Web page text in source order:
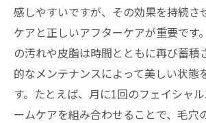
感しやすいですが、その効果を持続さ
ケアと正しいアフターケアが重要です
の汚れや皮脂は時間とともに再び蓄積
的なメンテナンスによって美しい状態
す。たとえば、月に1回のフェイシャ
ームケアを組み合わせることで、毛穴